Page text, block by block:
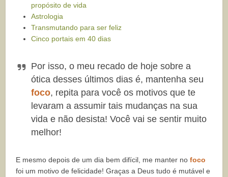
propósito de vida
Astrologia
Transmutando para ser feliz
Cinco portais em 40 dias
Por isso, o meu recado de hoje sobre a
ótica desses últimos dias é, mantenha seu
foco, repita para você os motivos que te
levaram a assumir tais mudanças na sua
vida e não desista! Você vai se sentir muito
melhor!
E mesmo depois de um dia bem difícil, me manter nofoco
foi um motivo de felicidade! Graças a Deus tudo é mutável e